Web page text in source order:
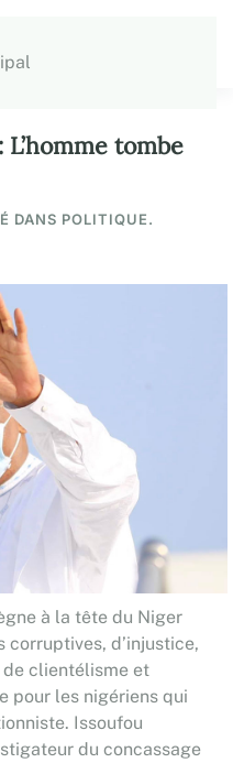
tombe
DANS POLITIQUE.
à la tête du Niger
d’injustice,
clientélisme et
pour les nigériens qui
Issoufou
du concassage